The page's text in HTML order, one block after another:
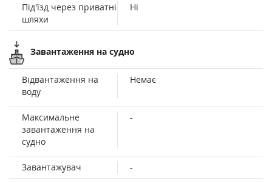
Під'їзд через приватні
шляхи
Ні
Завантаження на судно
Відвантаження на
воду
Немає
Максимальне
завантаження на
судно
-
Завантажувач -